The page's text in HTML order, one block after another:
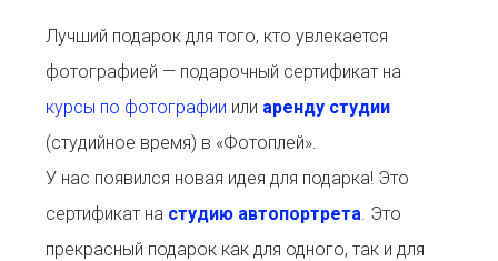
Лучший подарок для того, кто увлекается
фотографией — подарочный сертификат на
курсы по фотографии или аренду студии
(студийное время) в «Фотоплей».
У нас появился новая идея для подарка! Это
сертификат на студию автопортрета . Это
прекрасный подарок как для одного, так и для